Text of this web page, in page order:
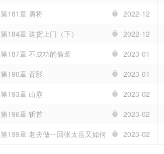
第181章 勇将
2022-12
第184章 送货上门（下）
2022-12
第187章 不成功的偷袭
2023-01
第190章 背影
2023-01
第193章 山崩
2023-02
第196章 斩首
2023-02
第199章 老夫做一回张太岳又如何
2023-02